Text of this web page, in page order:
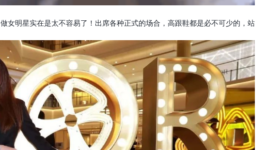
做女明星实在是太不容易了！ 出席各种正式的场合，高跟鞋都是必不可少的，站